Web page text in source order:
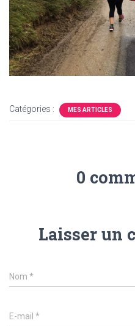
Catégories : MES ARTICLES
0
Laisser un
Nom *
E-mail *